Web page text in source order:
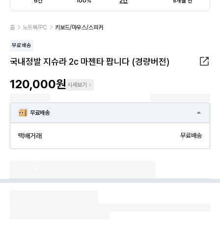
홈 노트북/PC 키보드/마우스/스피커
무료배송
국내정발 지슈라 2c 마젠타 팝니다 (경량버전)
120,000원 시세보기
무료배송
택배거래 무료배송